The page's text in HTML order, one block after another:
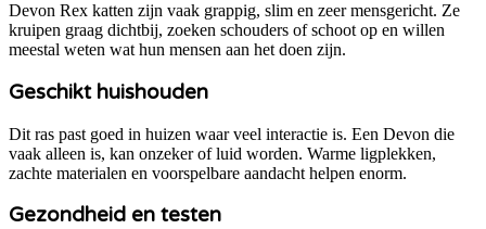
Devon Rex katten zijn vaak grappig, slim en zeer mensgericht. Ze
kruipen graag dichtbij, zoeken schouders of schoot op en willen
meestal weten wat hun mensen aan het doen zijn.
Geschikt huishouden
Dit ras past goed in huizen waar veel interactie is. Een Devon die
vaak alleen is, kan onzeker of luid worden. Warme ligplekken,
zachte materialen en voorspelbare aandacht helpen enorm.
Gezondheid en testen